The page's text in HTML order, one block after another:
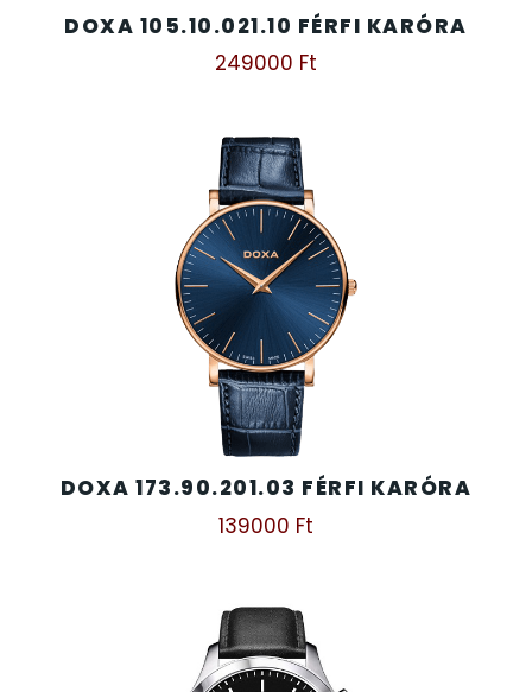
DOXA 105.10.021.10 FÉRFI KARÓRA
249000 Ft
DOXA 173.90.201.03 FÉRFI KARÓRA
139000 Ft